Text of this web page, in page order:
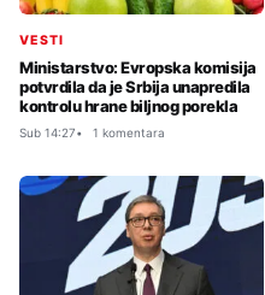
VESTI
Ministarstvo: Evropska komisija
potvrdila da je Srbija unapredila
kontrolu hrane biljnog porekla
Sub 14:27 1 komentara